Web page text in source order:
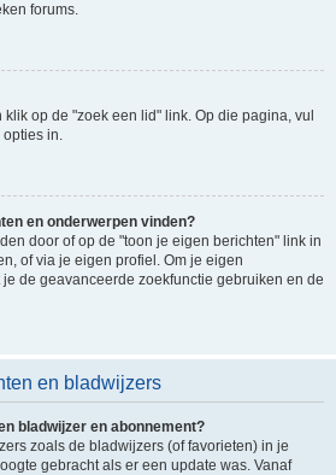
forums.
op de "zoek een lid" link. Op die pagina, vul
in.
en onderwerpen vinden?
door of op de "toon je eigen berichten" link in
of via je eigen profiel. Om je eigen
de geavanceerde zoekfunctie gebruiken en de
en bladwijzers
bladwijzer en abonnement?
zoals de bladwijzers (of favorieten) in je
gebracht als er een update was. Vanaf